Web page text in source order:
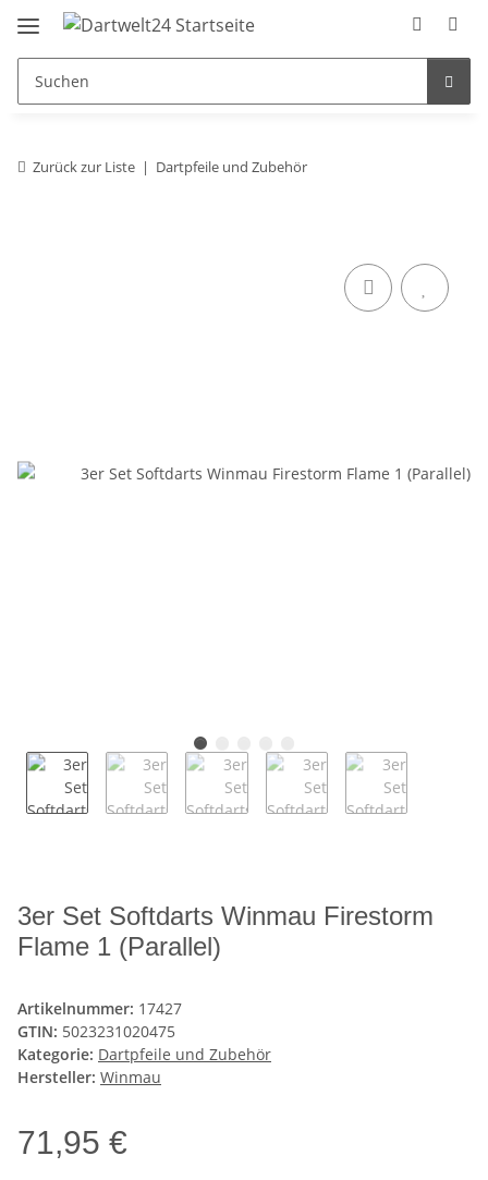
Zurück zur Liste Dartpfeile und Zubehör
3er Set Softdarts Winmau Firestorm
Flame 1 (Parallel)
Artikelnummer: 17427
GTIN: 5023231020475
Kategorie: Dartpfeile und Zubehör
Hersteller: Winmau
71,95 €